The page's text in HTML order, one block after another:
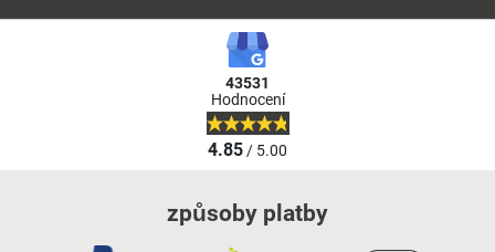
43531
Hodnocení
4.85/ 5.00
způsoby platby